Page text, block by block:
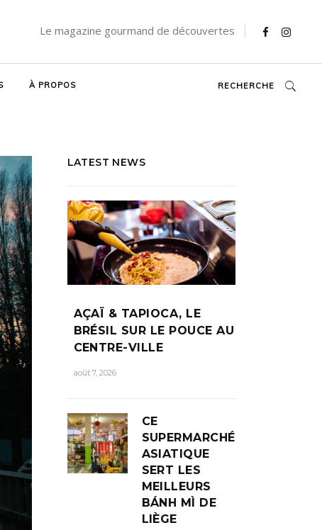
Le magazine gourmand de découvertes
À PROPOS RECHERCHE
LATEST NEWS
AÇAÏ & TAPIOCA, LE
BRÉSIL SUR LE POUCE AU
CENTRE-VILLE
août 7, 2026
CE
SUPERMARCHÉ
ASIATIQUE
SERT LES
MEILLEURS
BÁNH MÌ DE
LIÈGE